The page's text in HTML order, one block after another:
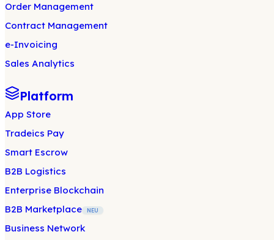
Order Management
Contract Management
e-Invoicing
Sales Analytics
Platform
App Store
Tradeics Pay
Smart Escrow
B2B Logistics
Enterprise Blockchain
B2B Marketplace
NEU
Business Network